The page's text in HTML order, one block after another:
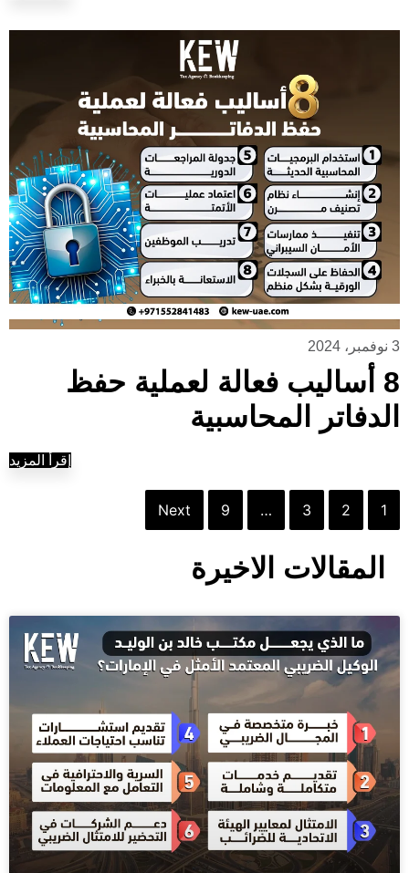
3 نوفمبر، 2024
8 أساليب فعالة لعملية حفظ
الدفاتر المحاسبية
إقرأ المزيد
1
2
3
…
9
Next
المقالات الاخيرة